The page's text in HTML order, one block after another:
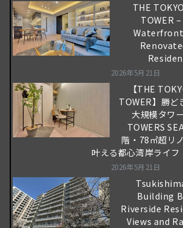
THE
TOWER
2026年5月21日
【THE
TOWER】勝ど
大規模タワ
TOWERS
階・78㎡超リ
叶える都心湾岸ライフ
2026年5月21日
Building
Riverside
Views and